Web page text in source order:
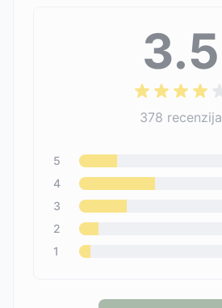
3.5
378 recenzija
5
4
3
2
1